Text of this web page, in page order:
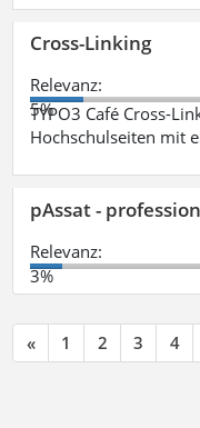
Cross-Linking
Relevanz:
5%
TYPO3 Café Cross-
Hochschulseiten mit
pAssat -
Relevanz:
3%
« 1 2 3 4